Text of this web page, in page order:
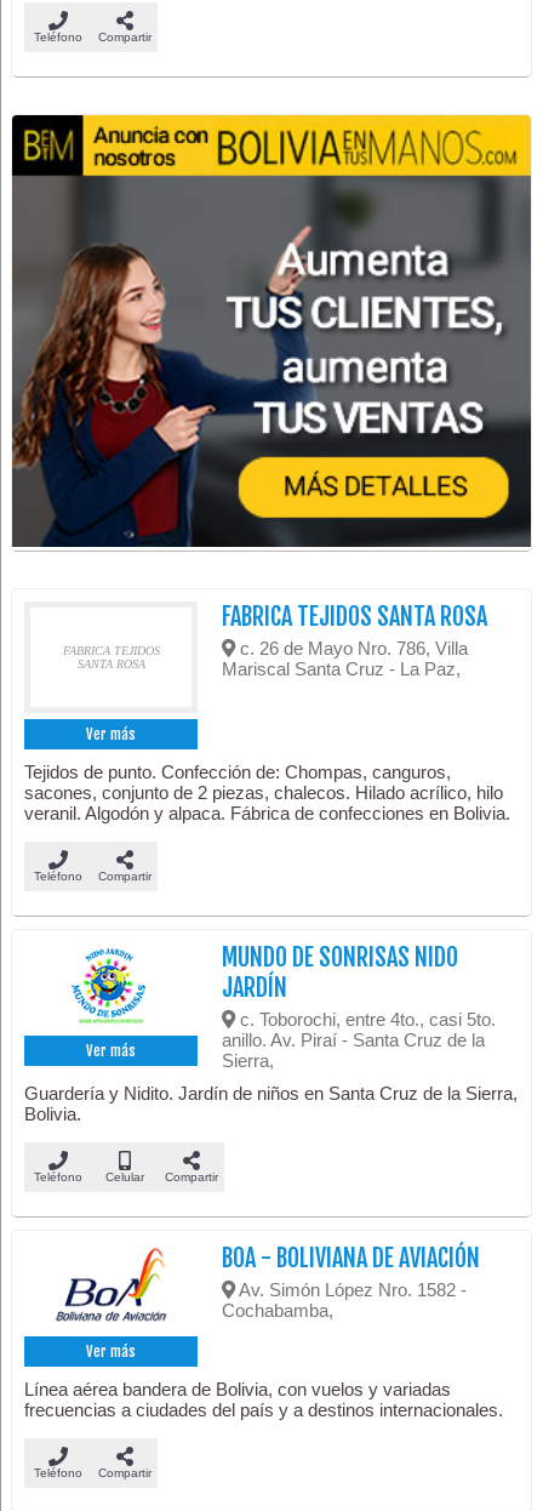
Teléfono Compartir
FABRICA TEJIDOS
SANTA ROSA
Ver más
FABRICA TEJIDOS SANTA ROSA
c. 26 de Mayo Nro. 786, Villa
Mariscal Santa Cruz - La Paz,
Tejidos de punto. Confección de: Chompas, canguros,
sacones, conjunto de 2 piezas, chalecos. Hilado acrílico, hilo
veranil. Algodón y alpaca. Fábrica de confecciones en Bolivia.
Teléfono Compartir
Ver más
MUNDO DE SONRISAS NIDO
JARDÍN
c. Toborochi, entre 4to., casi 5to.
anillo. Av. Piraí - Santa Cruz de la
Sierra,
Guardería y Nidito. Jardín de niños en Santa Cruz de la Sierra,
Bolivia.
Teléfono Celular Compartir
Ver más
BOA - BOLIVIANA DE AVIACIÓN
Av. Simón López Nro. 1582 -
Cochabamba,
Línea aérea bandera de Bolivia, con vuelos y variadas
frecuencias a ciudades del país y a destinos internacionales.
Teléfono Compartir